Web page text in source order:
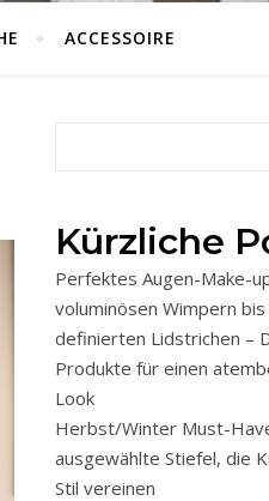
ACCESSOIRE
Kürzliche
Perfektes Augen-Make-
voluminösen Wimpern bis
definierten Lidstrichen –
Produkte für einen
Look
Herbst/Winter Must-
ausgewählte Stiefel, die
Stil vereinen